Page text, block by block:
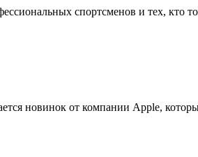
спортсменов и тех, кто
новинок от компании Apple,